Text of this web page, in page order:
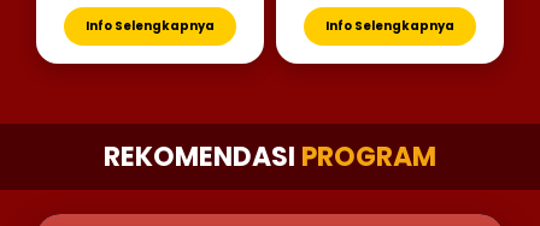
Info Selengkapnya Info Selengkapnya
REKOMENDASI PROGRAM